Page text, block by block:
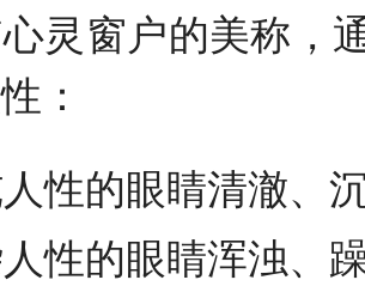
灵窗户的美称，
：
性的眼睛清澈、
性的眼睛浑浊、